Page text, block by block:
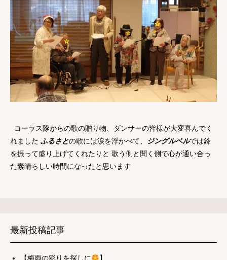
コーラス隊からの歌の贈り物、ダンサーの皆様が大変喜んでく
れました ふるさとの歌には涙を浮かべて、 ジングルベルでは鈴
を振って盛り上げてくれたりと 歌う側と聞く側で心が通い合っ
た素晴らしい時間になったと思います
最新投稿記事
【梅雨の彩りを探しに 】